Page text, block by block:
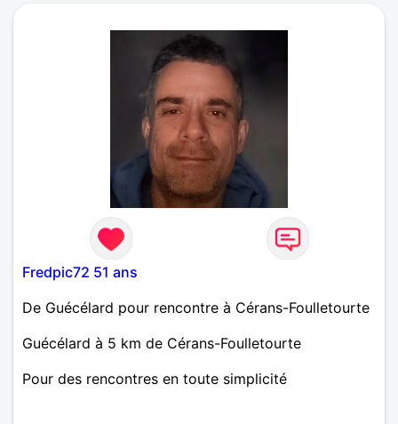
Fredpic72 51 ans
De Guécélard pour rencontre à Cérans-Foulletourte
Guécélard à 5 km de Cérans-Foulletourte
Pour des rencontres en toute simplicité